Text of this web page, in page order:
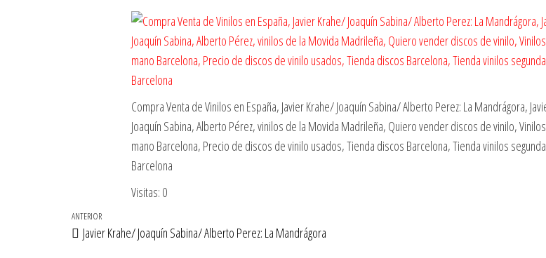
Compra Venta de Vinilos en España, Javier Krahe/ Joaquín Sabina/ Alberto Perez: La Mandrágora,
Joaquín Sabina, Alberto Pérez, vinilos de la Movida Madrileña, Quiero vender discos de vinilo,
mano Barcelona, Precio de discos de vinilo usados, Tienda discos Barcelona, Tienda vinilos
Barcelona
Visitas: 0
Navegación
de
Entrada
anterior
ANTERIOR
Javier Krahe/ Joaquín Sabina/ Alberto Perez: La Mandrágora